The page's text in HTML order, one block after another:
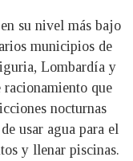
su nivel más bajo
municipios de
Lombardía y
que
nocturnas
usar agua para el
y llenar piscinas.